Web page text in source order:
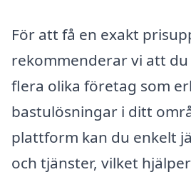
För att få en exakt
rekommenderar vi att
flera olika företag som
bastulösningar i ditt
plattform kan du enkelt
och tjänster, vilket